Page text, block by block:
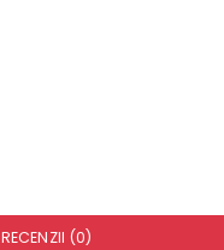
RECENZII (0)